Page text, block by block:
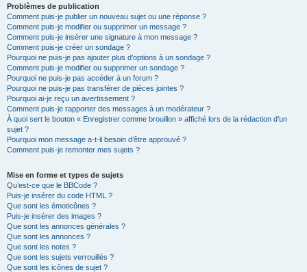
Problèmes de publication
Comment puis-je publier un nouveau sujet ou une réponse ?
Comment puis-je modifier ou supprimer un message ?
Comment puis-je insérer une signature à mon message ?
Comment puis-je créer un sondage ?
Pourquoi ne puis-je pas ajouter plus d’options à un sondage ?
Comment puis-je modifier ou supprimer un sondage ?
Pourquoi ne puis-je pas accéder à un forum ?
Pourquoi ne puis-je pas transférer de pièces jointes ?
Pourquoi ai-je reçu un avertissement ?
Comment puis-je rapporter des messages à un modérateur ?
À quoi sert le bouton « Enregistrer comme brouillon » affiché lors de la rédaction d’un
sujet ?
Pourquoi mon message a-t-il besoin d’être approuvé ?
Comment puis-je remonter mes sujets ?
Mise en forme et types de sujets
Qu’est-ce que le BBCode ?
Puis-je insérer du code HTML ?
Que sont les émoticônes ?
Puis-je insérer des images ?
Que sont les annonces générales ?
Que sont les annonces ?
Que sont les notes ?
Que sont les sujets verrouillés ?
Que sont les icônes de sujet ?